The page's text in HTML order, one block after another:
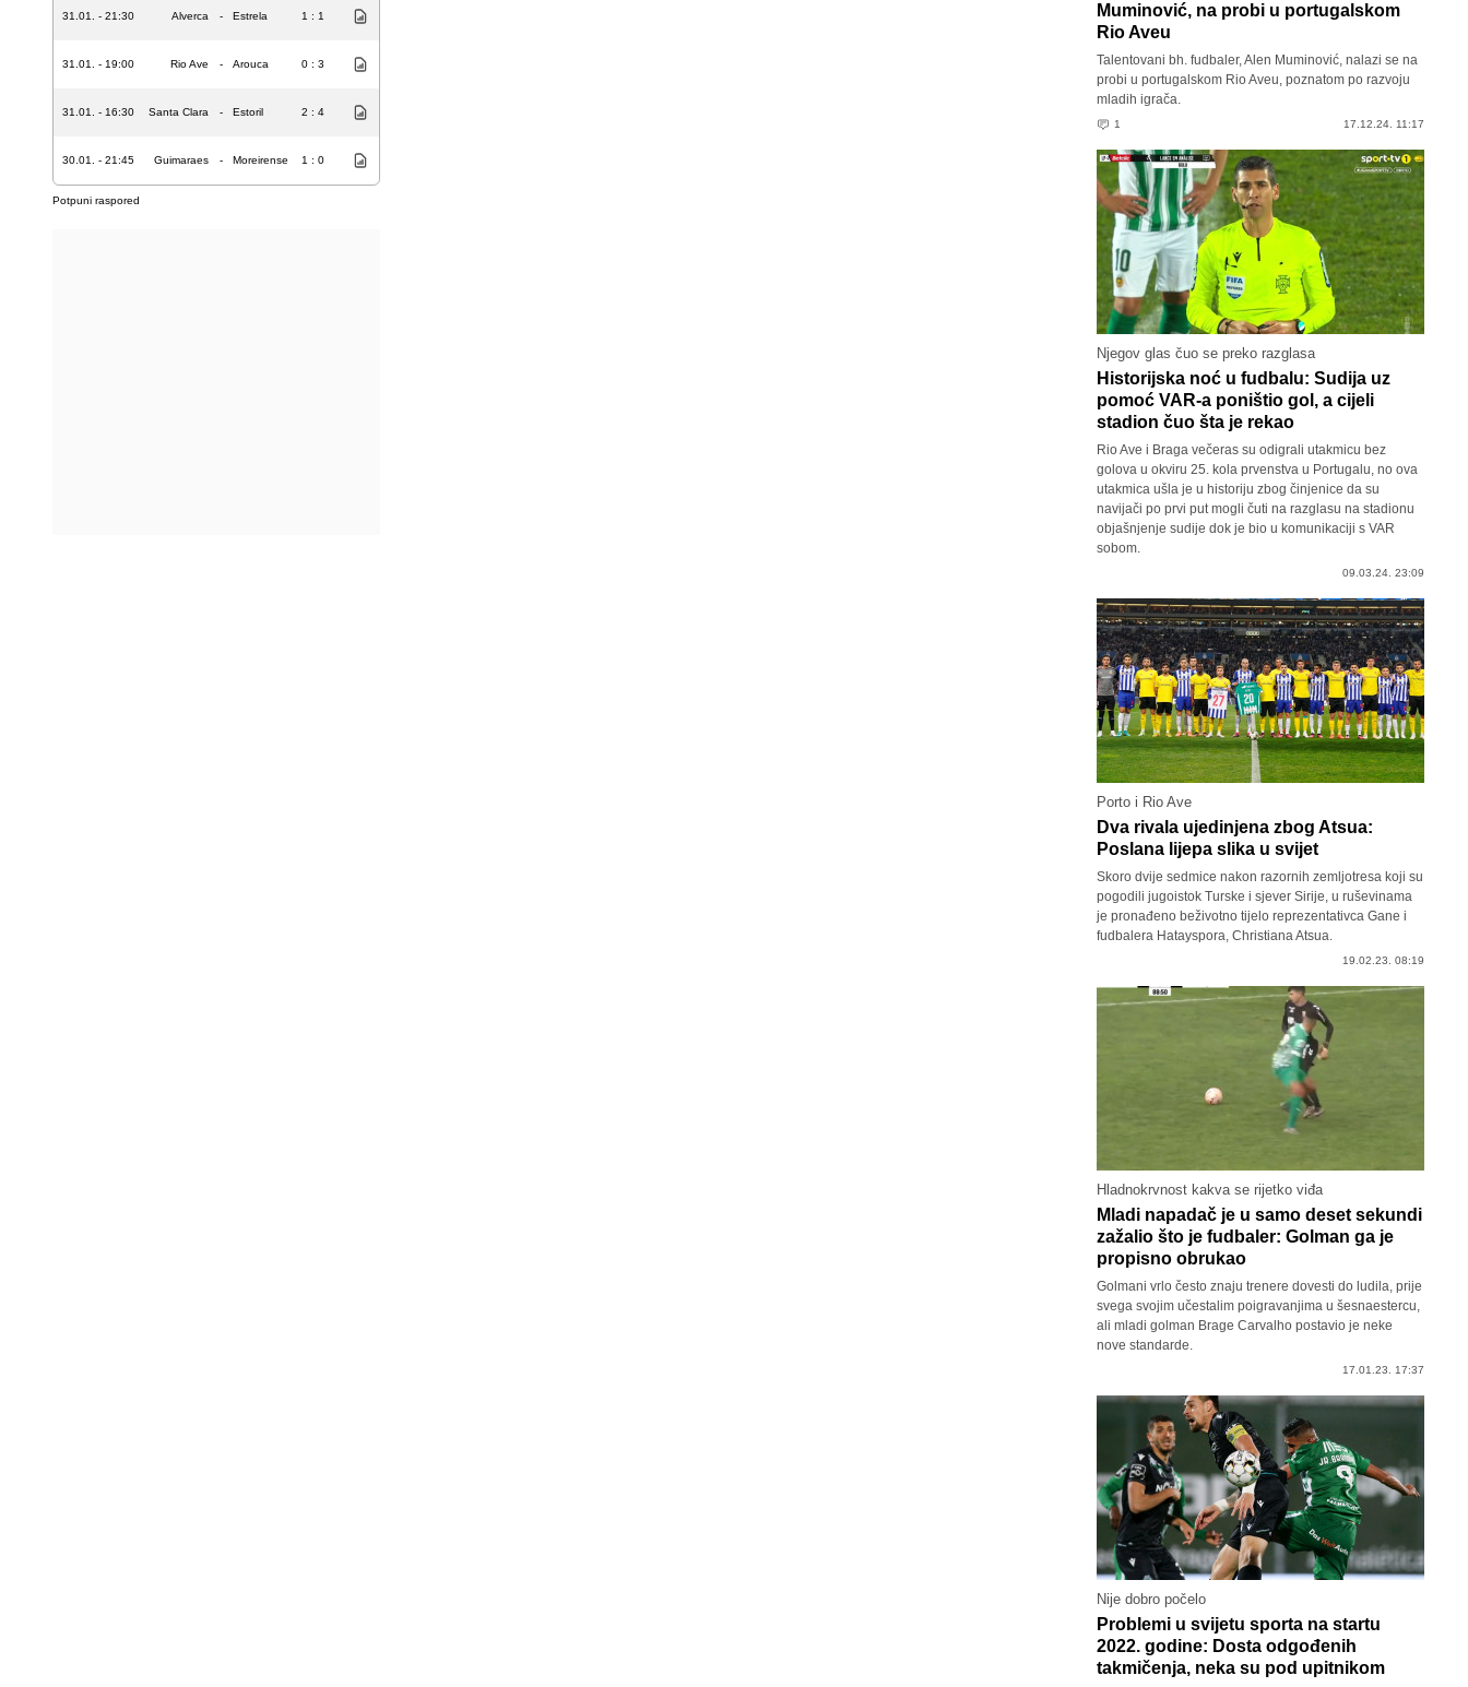
31.01. - 21:30 Alverca - Estrela 1 : 1
31.01. - 19:00 Rio Ave - Arouca 0 : 3
31.01. - 16:30 Santa Clara - Estoril 2 : 4
30.01. - 21:45 Guimaraes - Moreirense 1 : 0
Potpuni raspored
Muminović, na probi u portugalskom
Rio Aveu
Talentovani bh. fudbaler, Alen Muminović, nalazi se na
probi u portugalskom Rio Aveu, poznatom po razvoju
mladih igrača.
1 17.12.24. 11:17
Njegov glas čuo se preko razglasa
Historijska noć u fudbalu: Sudija uz
pomoć VAR-a poništio gol, a cijeli
stadion čuo šta je rekao
Rio Ave i Braga večeras su odigrali utakmicu bez
golova u okviru 25. kola prvenstva u Portugalu, no ova
utakmica ušla je u historiju zbog činjenice da su
navijači po prvi put mogli čuti na razglasu na stadionu
objašnjenje sudije dok je bio u komunikaciji s VAR
sobom.
09.03.24. 23:09
Porto i Rio Ave
Dva rivala ujedinjena zbog Atsua:
Poslana lijepa slika u svijet
Skoro dvije sedmice nakon razornih zemljotresa koji su
pogodili jugoistok Turske i sjever Sirije, u ruševinama
je pronađeno beživotno tijelo reprezentativca Gane i
fudbalera Hatayspora, Christiana Atsua.
19.02.23. 08:19
Hladnokrvnost kakva se rijetko viđa
Mladi napadač je u samo deset sekundi
zažalio što je fudbaler: Golman ga je
propisno obrukao
Golmani vrlo često znaju trenere dovesti do ludila, prije
svega svojim učestalim poigravanjima u šesnaestercu,
ali mladi golman Brage Carvalho postavio je neke
nove standarde.
17.01.23. 17:37
Nije dobro počelo
Problemi u svijetu sporta na startu
2022. godine: Dosta odgođenih
takmičenja, neka su pod upitnikom